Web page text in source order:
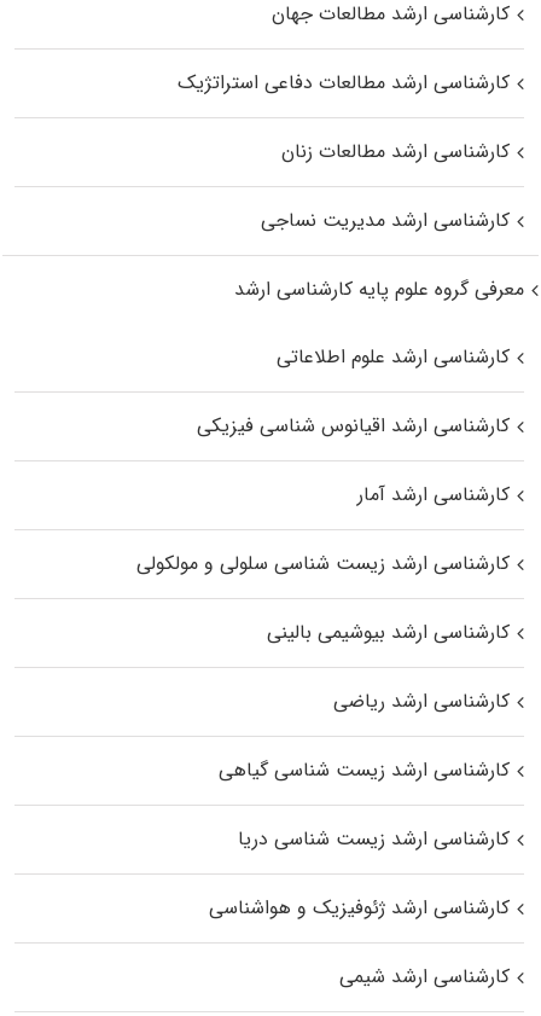
کارشناسی ارشد مطالعات جهان
کارشناسی ارشد مطالعات دفاعی استراتژیک
کارشناسی ارشد مطالعات زنان
کارشناسی ارشد مدیریت نساجی
معرفی گروه علوم پایه کارشناسی ارشد
کارشناسی ارشد علوم اطلاعاتی
کارشناسی ارشد اقیانوس‌ شناسی فیزیکی
کارشناسی ارشد آمار
کارشناسی ارشد زیست شناسی سلولی و مولکولی
کارشناسی ارشد بیوشیمی بالینی
کارشناسی ارشد ریاضی
کارشناسی ارشد زیست‌ شناسی گیاهی
کارشناسی ارشد زیست‌ شناسی دریا
کارشناسی ارشد ژئوفیزیک و هواشناسی
کارشناسی ارشد شیمی